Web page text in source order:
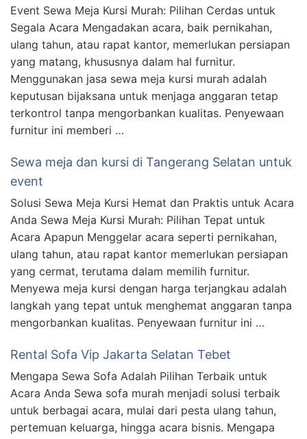
Event Sewa Meja Kursi Murah: Pilihan Cerdas untuk
Segala Acara Mengadakan acara, baik pernikahan,
ulang tahun, atau rapat kantor, memerlukan persiapan
yang matang, khususnya dalam hal furnitur.
Menggunakan jasa sewa meja kursi murah adalah
keputusan bijaksana untuk menjaga anggaran tetap
terkontrol tanpa mengorbankan kualitas. Penyewaan
furnitur ini memberi …
Sewa meja dan kursi di Tangerang Selatan untuk
event
Solusi Sewa Meja Kursi Hemat dan Praktis untuk Acara
Anda Sewa Meja Kursi Murah: Pilihan Tepat untuk
Acara Apapun Menggelar acara seperti pernikahan,
ulang tahun, atau rapat kantor memerlukan persiapan
yang cermat, terutama dalam memilih furnitur.
Menyewa meja kursi dengan harga terjangkau adalah
langkah yang tepat untuk menghemat anggaran tanpa
mengorbankan kualitas. Penyewaan furnitur ini …
Rental Sofa Vip Jakarta Selatan Tebet
Mengapa Sewa Sofa Adalah Pilihan Terbaik untuk
Acara Anda Sewa sofa murah menjadi solusi terbaik
untuk berbagai acara, mulai dari pesta ulang tahun,
pertemuan keluarga, hingga acara bisnis. Mengapa